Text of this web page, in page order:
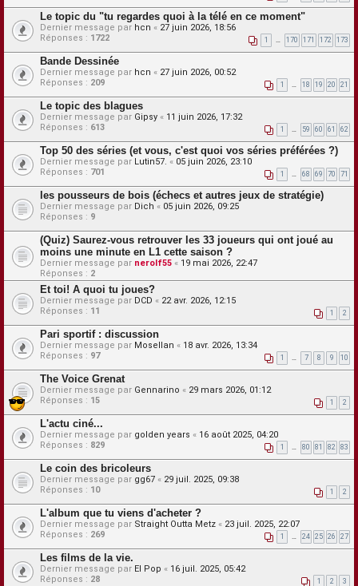
Le topic du "tu regardes quoi à la télé en ce moment"
Dernier message par hcn « 27 juin 2026, 18:56
Réponses : 1722 1 … 170 171 172 173
Bande Dessinée
Dernier message par hcn « 27 juin 2026, 00:52
Réponses : 209 1 … 18 19 20 21
Le topic des blagues
Dernier message par Gipsy « 11 juin 2026, 17:32
Réponses : 613 1 … 59 60 61 62
Top 50 des séries (et vous, c'est quoi vos séries préférées ?)
Dernier message par Lutin57. « 05 juin 2026, 23:10
Réponses : 701 1 … 68 69 70 71
les pousseurs de bois (échecs et autres jeux de stratégie)
Dernier message par Dich « 05 juin 2026, 09:25
Réponses : 9
(Quiz) Saurez-vous retrouver les 33 joueurs qui ont joué au
moins une minute en L1 cette saison ?
Dernier message par nerolf55 « 19 mai 2026, 22:47
Réponses : 2
Et toi! A quoi tu joues?
Dernier message par DCD « 22 avr. 2026, 12:15
Réponses : 11 1 2
Pari sportif : discussion
Dernier message par Mosellan « 18 avr. 2026, 13:34
Réponses : 97 1 … 7 8 9 10
The Voice Grenat
Dernier message par Gennarino « 29 mars 2026, 01:12
Réponses : 15 1 2
L'actu ciné...
Dernier message par golden years « 16 août 2025, 04:20
Réponses : 829 1 … 80 81 82 83
Le coin des bricoleurs
Dernier message par gg67 « 29 juil. 2025, 09:38
Réponses : 10 1 2
L'album que tu viens d'acheter ?
Dernier message par Straight Outta Metz « 23 juil. 2025, 22:07
Réponses : 269 1 … 24 25 26 27
Les films de la vie.
Dernier message par El Pop « 16 juil. 2025, 05:42
Réponses : 28 1 2 3